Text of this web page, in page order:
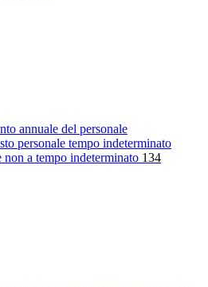
annuale del personale
personale tempo indeterminato
non a tempo indeterminato 134